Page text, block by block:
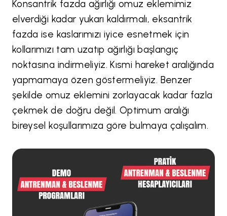
Konsantrik fazda ağırlığı omuz eklemimiz
elverdiği kadar yukarı kaldırmalı, eksantrik
fazda ise kaslarımızı iyice esnetmek için
kollarımızı tam uzatıp ağırlığı başlangıç
noktasına indirmeliyiz. Kısmi hareket aralığında
yapmamaya özen göstermeliyiz. Benzer
şekilde omuz eklemini zorlayacak kadar fazla
çekmek de doğru değil. Optimum aralığı
bireysel koşullarımıza göre bulmaya çalışalım.